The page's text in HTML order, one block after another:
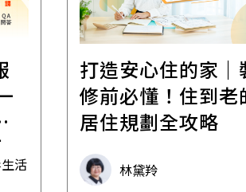
活
打造安心住的家｜
修前必懂！住到老
居住規劃全攻略
林黛羚